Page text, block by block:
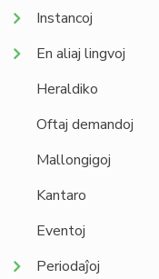
Instancoj
En aliaj lingvoj
Heraldiko
Oftaj demandoj
Mallongigoj
Kantaro
Eventoj
Periodaĵoj